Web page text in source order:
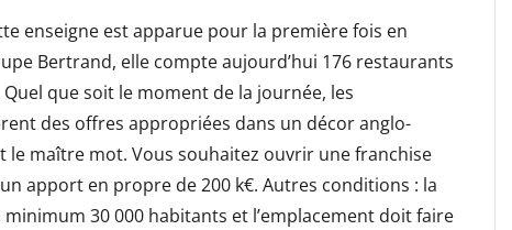
enseigne est apparue pour la première fois en
Bertrand, elle compte aujourd’hui 176 restaurants
Quel que soit le moment de la journée, les
des offres appropriées dans un décor anglo-
le maître mot. Vous souhaitez ouvrir une franchise
apport en propre de 200 k€. Autres conditions : la
30 000 habitants et l’emplacement doit faire